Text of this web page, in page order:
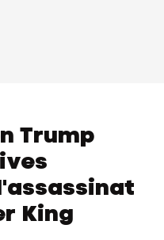
Trump
King